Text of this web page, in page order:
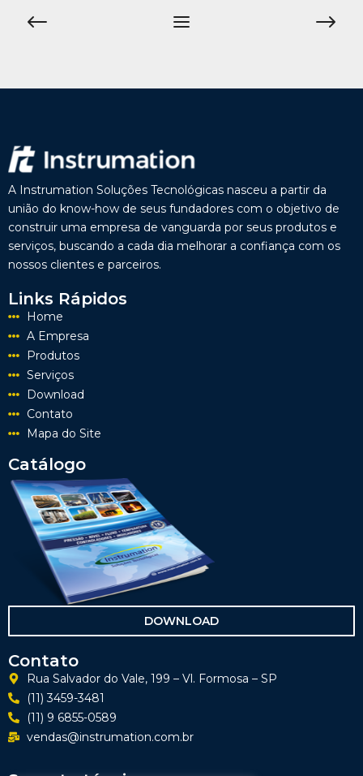
A Instrumation Soluções Tecnológicas nasceu a partir da
união do know-how de seus fundadores com o objetivo de
construir uma empresa de vanguarda por seus produtos e
serviços, buscando a cada dia melhorar a confiança com os
nossos clientes e parceiros.
Links Rápidos
Home
A Empresa
Produtos
Serviços
Download
Contato
Mapa do Site
Catálogo
DOWNLOAD
Contato
Rua Salvador do Vale, 199 – Vl. Formosa – SP
(11) 3459-3481
(11) 9 6855-0589
vendas@instrumation.com.br